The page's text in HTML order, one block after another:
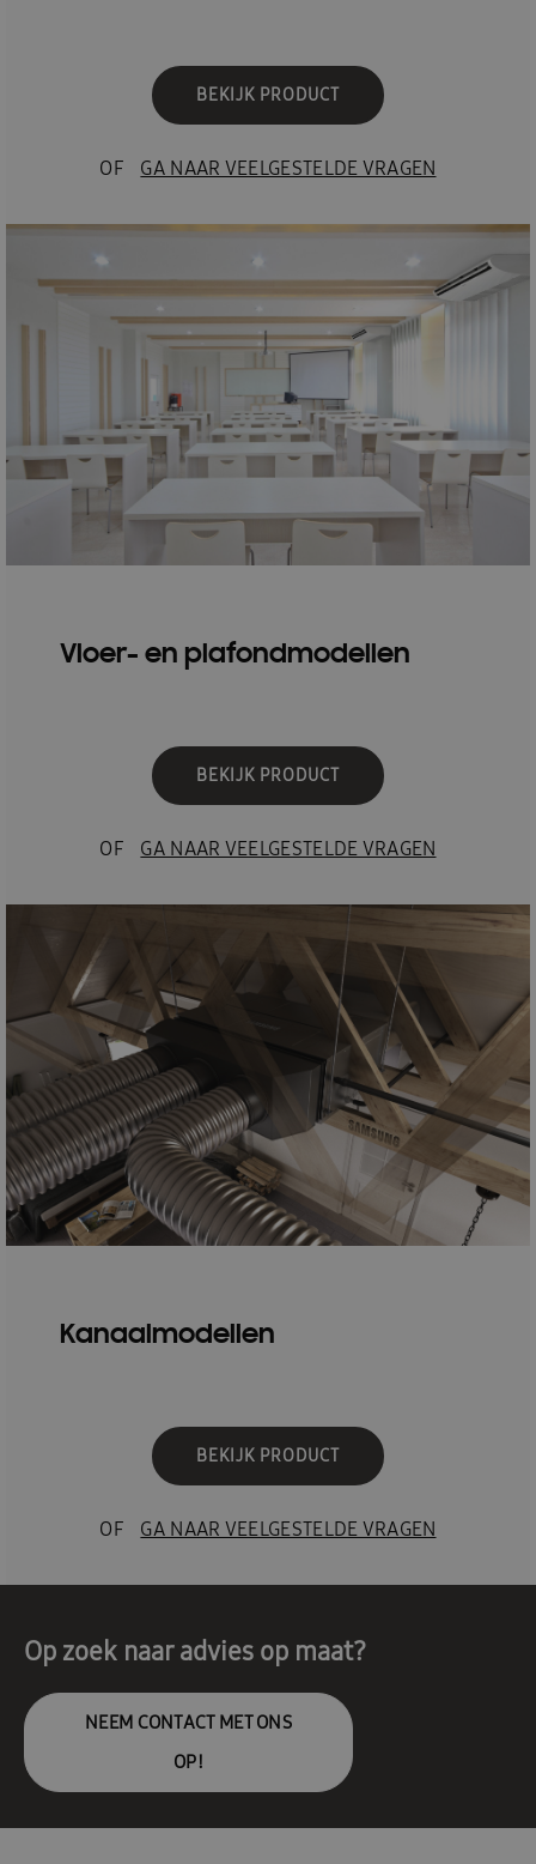
BEKIJK PRODUCT
OF GA NAAR VEELGESTELDE VRAGEN
Vloer- en plafondmodellen
BEKIJK PRODUCT
OF GA NAAR VEELGESTELDE VRAGEN
Kanaalmodellen
BEKIJK PRODUCT
OF GA NAAR VEELGESTELDE VRAGEN
Op zoek naar advies op maat?
NEEM CONTACT MET ONS
OP!